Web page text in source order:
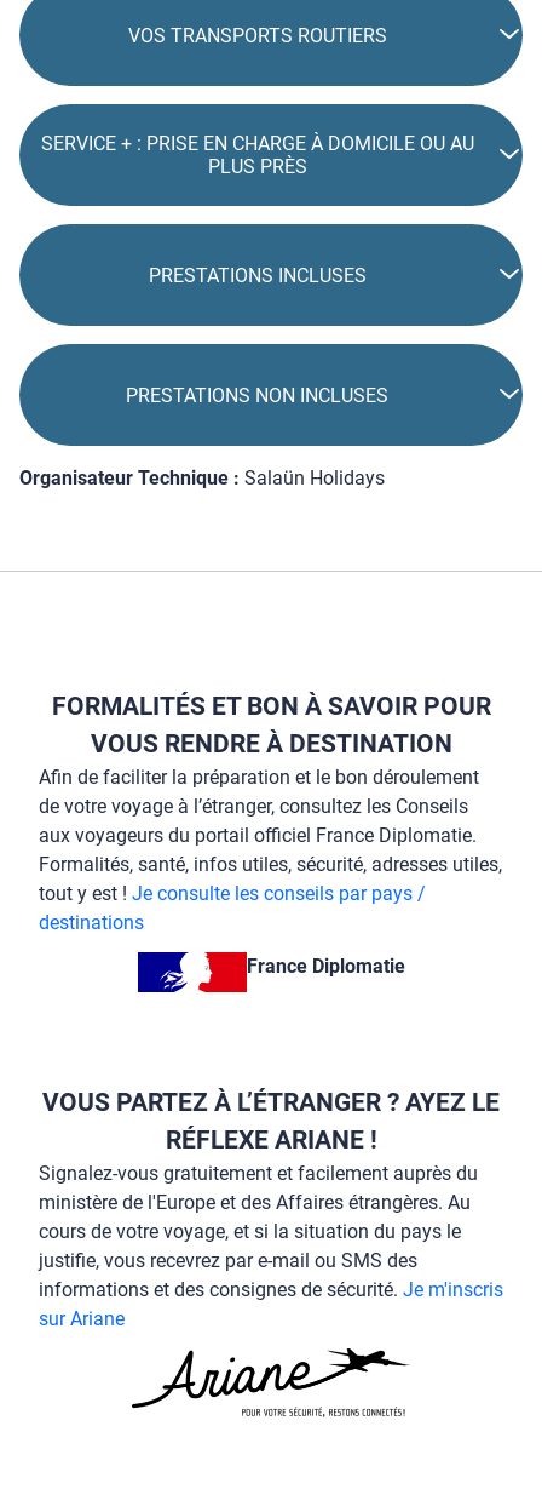
VOS TRANSPORTS ROUTIERS
SERVICE + : PRISE EN CHARGE À DOMICILE OU AU
PLUS PRÈS
PRESTATIONS INCLUSES
PRESTATIONS NON INCLUSES
Organisateur Technique : Salaün Holidays
FORMALITÉS ET BON À SAVOIR POUR
VOUS RENDRE À DESTINATION
Afin de faciliter la préparation et le bon déroulement
de votre voyage à l’étranger, consultez les Conseils
aux voyageurs du portail officiel France Diplomatie.
Formalités, santé, infos utiles, sécurité, adresses utiles,
tout y est ! Je consulte les conseils par pays /
destinations
France Diplomatie
VOUS PARTEZ À L’ÉTRANGER ? AYEZ LE
RÉFLEXE ARIANE !
Signalez-vous gratuitement et facilement auprès du
ministère de l'Europe et des Affaires étrangères. Au
cours de votre voyage, et si la situation du pays le
justifie, vous recevrez par e-mail ou SMS des
informations et des consignes de sécurité. Je m'inscris
sur Ariane